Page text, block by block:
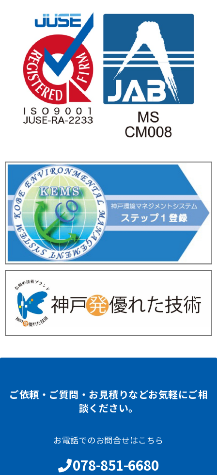
ご依頼・ご質問・お見積りなどお気軽にご相
談ください。
お電話でのお問合せはこちら
078-851-6680